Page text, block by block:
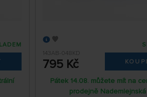
143AB-048KD
795 Kč
Pátek 14.08. můžete mít na
prodejně Nademlejnská